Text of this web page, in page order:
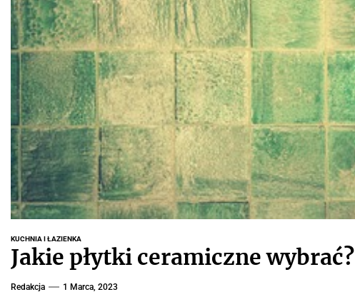
KUCHNIA I ŁAZIENKA
Jakie płytki ceramiczne wybrać?
Redakcja 1 Marca, 2023